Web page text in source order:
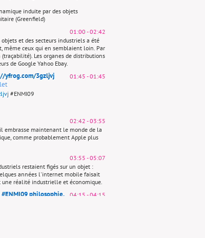
induite par des objets
(Greenfield)
01:00 -02:42
et des secteurs industriels a été
même ceux qui en semblaient loin. Par
Les organes de distributions
de Google Yahoo Ebay.
01:45 -01:45
yfrog.com/3gzljvj
#ENMI09
02:42 -03:55
embrasse maintenant le monde de la
comme probablement Apple plus
03:55 -05:07
restaient figés sur un objet :
années l'internet mobile faisait
une réalité industrielle et économique.
04:15 -04:15
philosophie,